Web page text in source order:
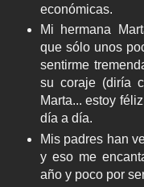
económicas.
Mi hermana
que sólo unos
sentirme
su coraje (diría
Marta... estoy
día a día.
Mis padres han
y eso me
año y poco por